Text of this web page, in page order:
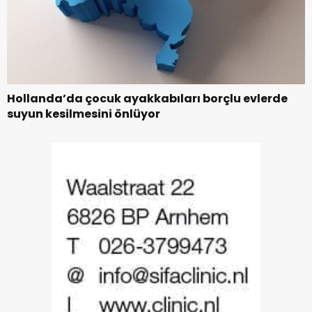
Hollanda’da çocuk ayakkabıları borçlu evlerde
suyun kesilmesini önlüyor